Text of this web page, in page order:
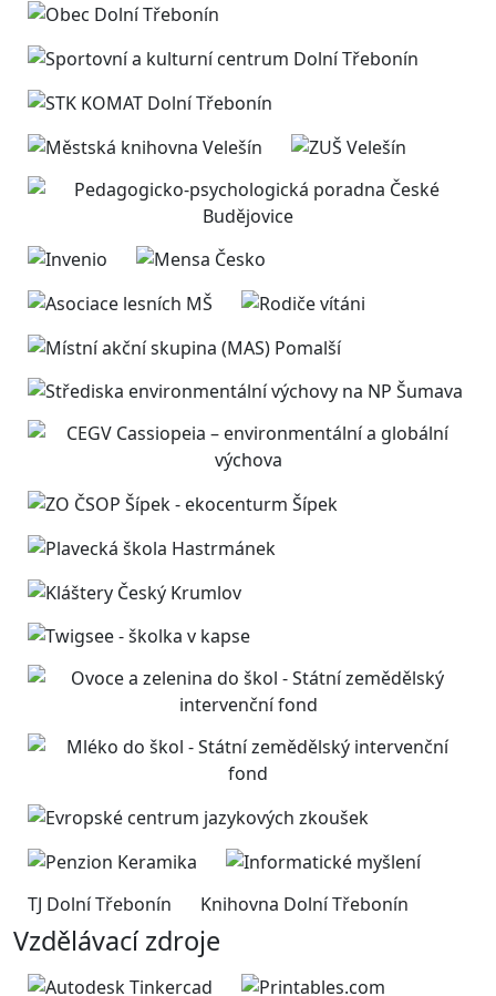
TJ Dolní Třebonín Knihovna Dolní Třebonín
Vzdělávací zdroje